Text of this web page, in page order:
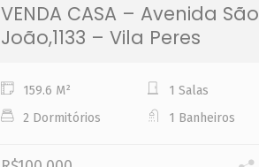
VENDA CASA – Avenida São
João,1133 – Vila Peres
159.6 M²
1 Salas
2 Dormitórios
1 Banheiros